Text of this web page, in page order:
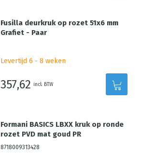
Fusilla deurkruk op rozet 51x6 mm
Grafiet - Paar
Levertijd 6 - 8 weken
357,62 incl. BTW
Formani BASICS LBXX kruk op ronde
rozet PVD mat goud PR
8718009313428